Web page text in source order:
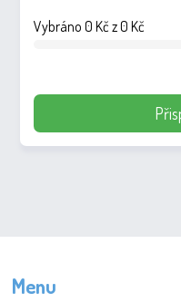
Vybráno 0 Kč z 0 Kč
Menu